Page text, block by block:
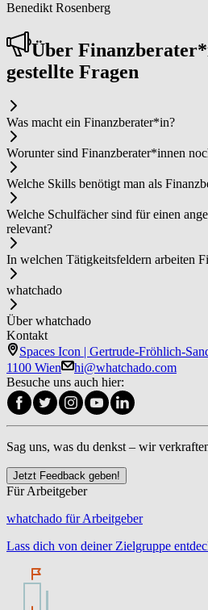
Benedikt Rosenberg
Über
gestellte Fragen
Was macht ein Fi­nanz­be­ra­ter*in?
Worunter sind Fi­nanz­be­ra­ter*in­nen
Welche Skills benötigt man als
Welche Schulfächer sind für einen
relevant?
In welchen Tätigkeitsfeldern arbeiten
whatchado
Über whatchado
Kontakt
Spaces Icon | Gertrude-Fröhlich-
1100 Wien
hi@whatchado.com
Besuche uns auch hier:
Sag uns, was du denkst – wir
Jetzt Feedback geben!
Für Arbeitgeber
whatchado für Arbeitgeber
Lass dich von deiner Zielgruppe